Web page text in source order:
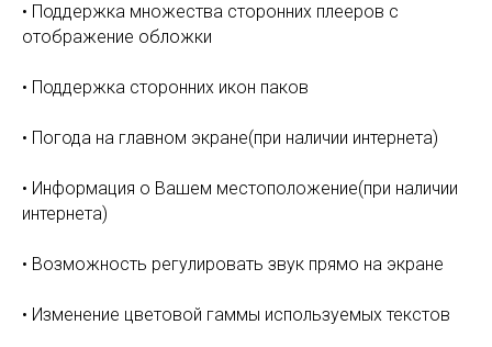
• Поддержка множества сторонних плееров с
отображение обложки
• Поддержка сторонних икон паков
• Погода на главном экране(при наличии интернета)
• Информация о Вашем местоположение(при наличии
интернета)
• Возможность регулировать звук прямо на экране
• Изменение цветовой гаммы используемых текстов